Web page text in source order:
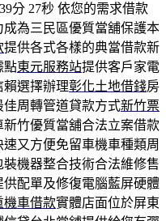
分 27秒 依您的需求借款
成為三民區優質當舖保護本
提供各式各樣的典當借款新
點東元服務站提供客戶家電
選擇辦理彰化土地借錢房
周轉管道貸款方式新竹票
竹優質當舖合法立案借款
又方便免留車機車種類周
機器整合技術合法維修售
供配單及修復電腦藍屏硬體
機車借款實體店面位於屏東